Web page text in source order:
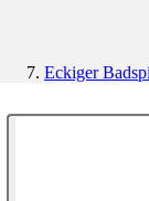
Eckiger